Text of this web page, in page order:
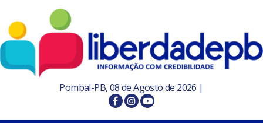
Pombal-PB, 08 de Agosto de 2026 |